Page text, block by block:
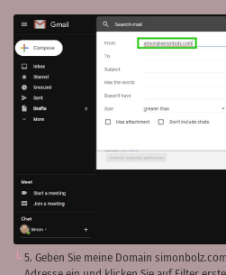
5. Geben Sie meine Domain